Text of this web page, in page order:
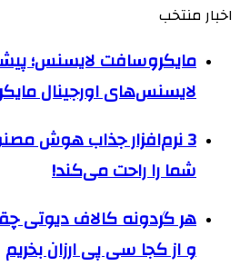
اخبار منتخب
مایکروسافت لایسنس؛
لایسنس‌های اورجینال
3 نرم‌افزار جذاب هوش
شما را راحت‌ می‌کند!
هر گردونه کالاف دیوتی
و از کجا سی پی ارزان بخریم